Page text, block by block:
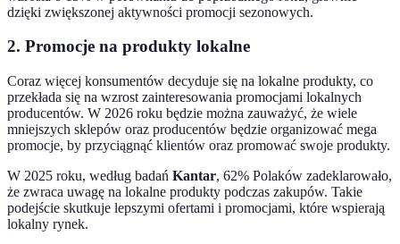
dzięki zwiększonej aktywności promocji sezonowych.
2. Promocje na produkty lokalne
Coraz więcej konsumentów decyduje się na lokalne produkty, co
przekłada się na wzrost zainteresowania promocjami lokalnych
producentów. W 2026 roku będzie można zauważyć, że wiele
mniejszych sklepów oraz producentów będzie organizować mega
promocje, by przyciągnąć klientów oraz promować swoje produkty.
W 2025 roku, według badań Kantar, 62% Polaków zadeklarowało,
że zwraca uwagę na lokalne produkty podczas zakupów. Takie
podejście skutkuje lepszymi ofertami i promocjami, które wspierają
lokalny rynek.